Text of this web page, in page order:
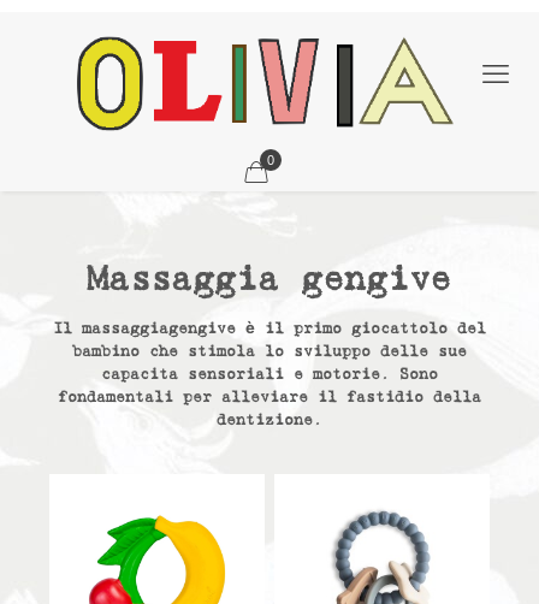
0
Massaggia gengive
Il massaggiagengive è il primo giocattolo del
bambino che stimola lo sviluppo delle sue
capacita sensoriali e motorie. Sono
fondamentali per alleviare il fastidio della
dentizione.